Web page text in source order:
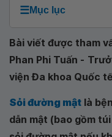
☰Mục lục
Bài viết được tham
Phan Phi Tuấn -
viện Đa khoa Quốc
Sỏi đường mật là
dẫn mật (bao gồm